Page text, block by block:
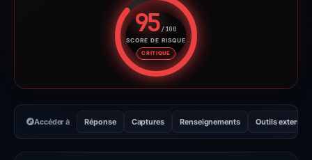
95/100
SCORE DE RISQUE
CRITIQUE
Score de risque : 95 sur
Accéder à Réponse Captures Renseignements Outils externes